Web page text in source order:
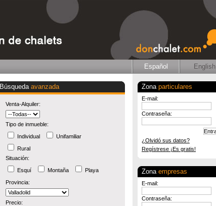
Español English
Búsqueda avanzada
Venta-Alquiler:
Tipo de inmueble:
Individual
Unifamiliar
Rural
Situación:
Esquí
Montaña
Playa
Provincia:
Precio:
Zona particulares
E-mail:
Contraseña:
¿Olvidó sus datos?
Regístrese ¡Es gratis!
Zona empresas
E-mail:
Contraseña: